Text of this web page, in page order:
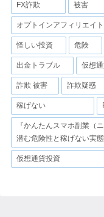
FX詐欺 被害
オプトインアフィリエイト
怪しい投資 危険
出金トラブル 仮想通
詐欺 被害 詐欺疑惑
稼げない
『かんたんスマホ副業（
潜む危険性と稼げない実
仮想通貨投資